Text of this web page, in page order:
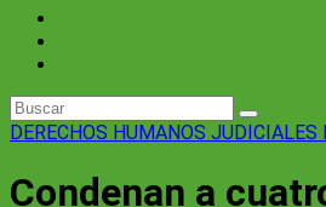
DERECHOS HUMANOS JUDICIALES
Condenan a